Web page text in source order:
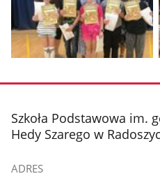
zdjęcie
galerii.
stopka
Szkoła Podstawowa im.
Hedy Szarego w
ADRES